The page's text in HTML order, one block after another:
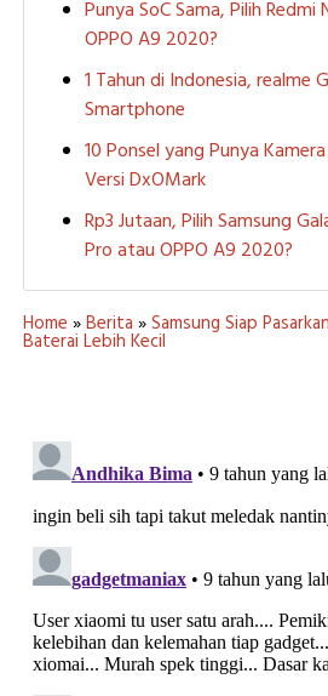
Punya SoC Sama, Pilih
OPPO A9 2020?
1 Tahun di Indonesia, realme
Smartphone
10 Ponsel yang Punya
Versi DxOMark
Rp3 Jutaan, Pilih Samsung
Pro atau OPPO A9 2020?
Home »Berita »Samsung Siap
Baterai Lebih Kecil